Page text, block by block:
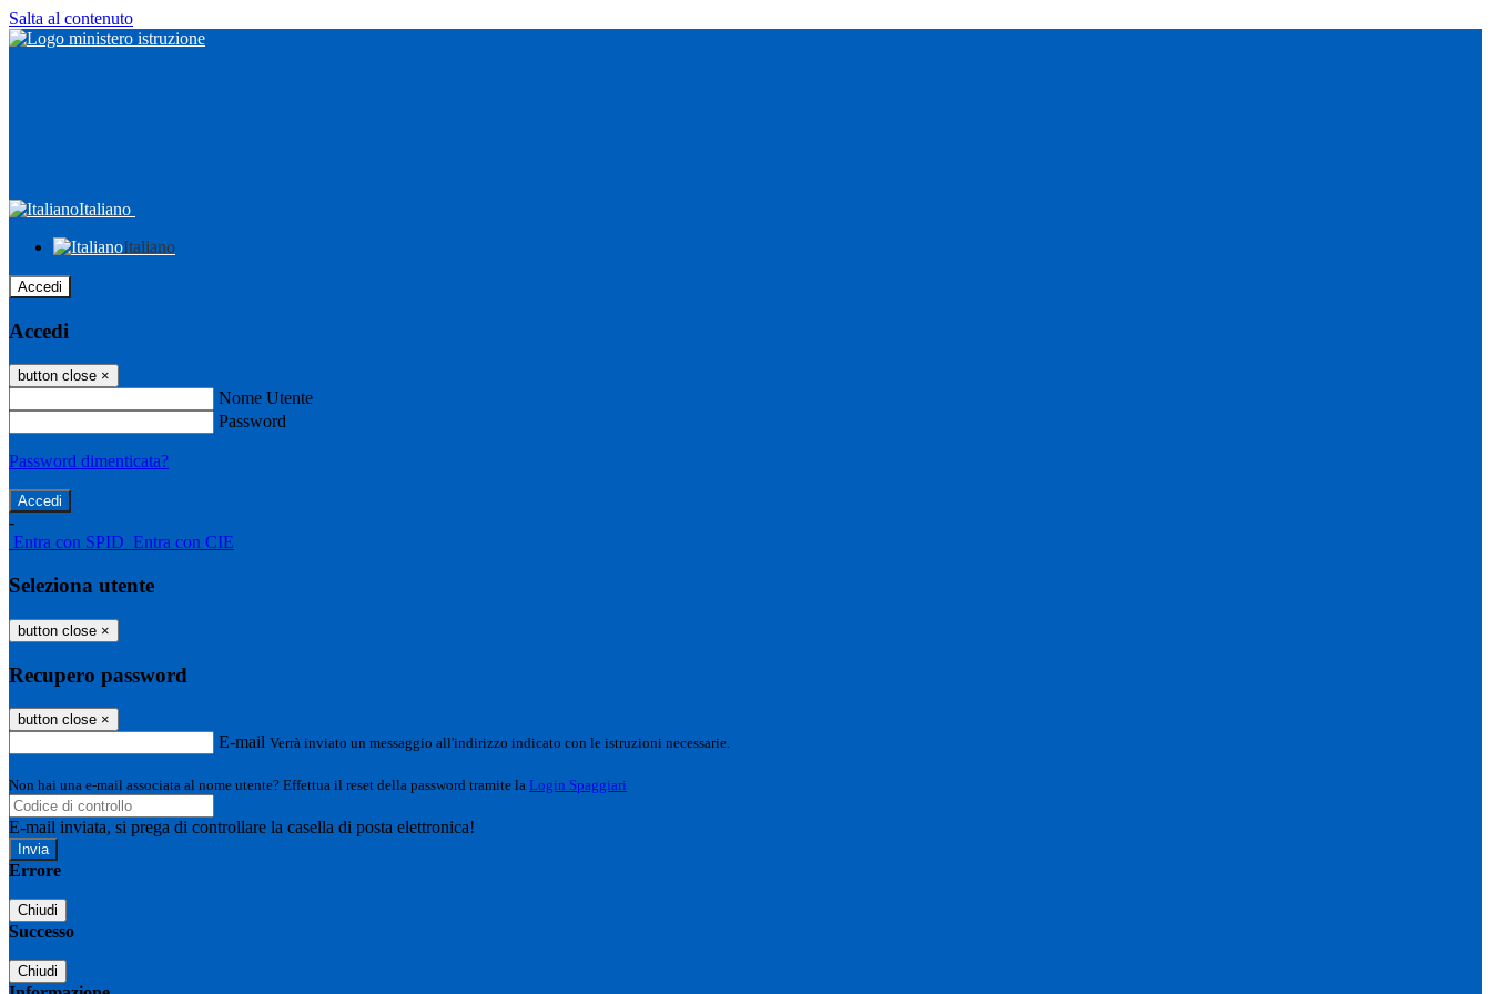
Salta al contenuto
Italiano
Italiano
Accedi
Accedi
button close ×
Nome Utente
Password
Password dimenticata?
-
Entra con SPID Entra con CIE
Seleziona utente
button close ×
Recupero password
button close ×
E-mail Verrà inviato un messaggio all'indirizzo indicato con le istruzioni necessarie.
Non hai una e-mail associata al nome utente? Effettua il reset della password tramite la Login Spaggiari
E-mail inviata, si prega di controllare la casella di posta elettronica!
Errore
Chiudi
Successo
Chiudi